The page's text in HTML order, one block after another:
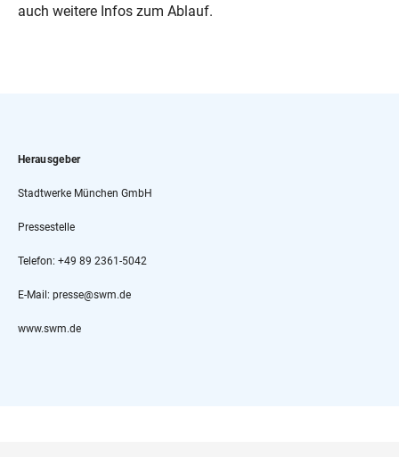
auch weitere Infos zum Ablauf.
Herausgeber
Stadtwerke München GmbH
Pressestelle
Telefon: +49 89 2361-5042
E-Mail: presse@swm.de
www.swm.de